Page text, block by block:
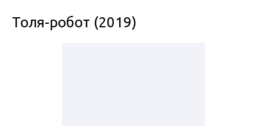
Толя-робот (2019)